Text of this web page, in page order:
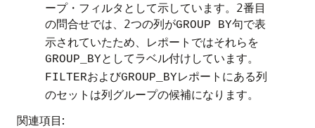
ープ・フィルタとして示しています。2番目
の問合せでは、2つの列がGROUP BY句で表
示されていたため、レポートではそれらを
GROUP_BYとしてラベル付けしています。
FILTERおよびGROUP_BYレポートにある列
のセットは列グループの候補になります。
関連項目: